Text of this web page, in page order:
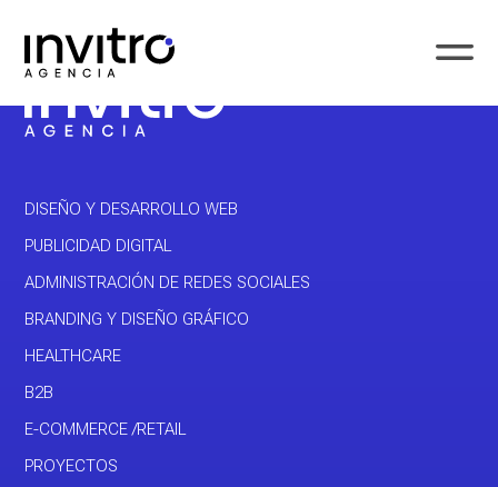
DISEÑO Y DESARROLLO WEB
PUBLICIDAD DIGITAL
ADMINISTRACIÓN DE REDES SOCIALES
BRANDING Y DISEÑO GRÁFICO
HEALTHCARE
B2B
E-COMMERCE /RETAIL
PROYECTOS